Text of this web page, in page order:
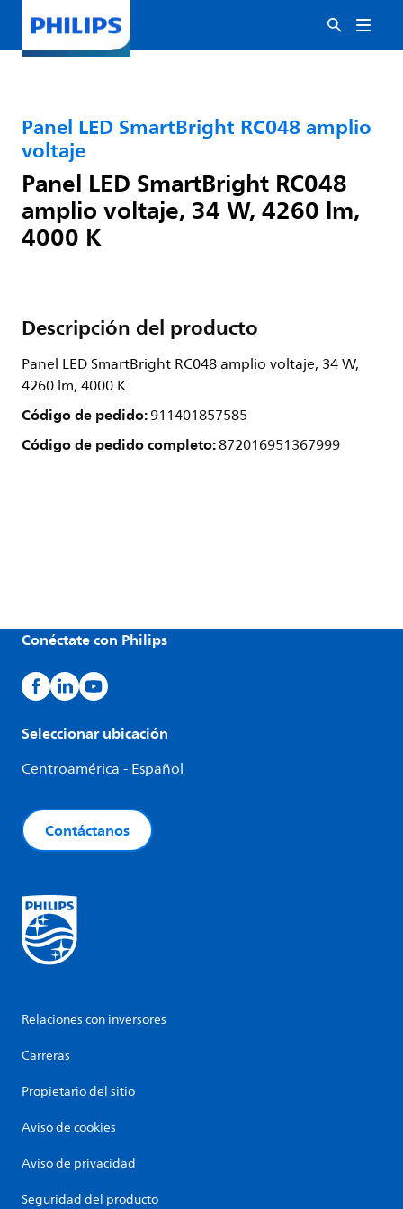
Panel LED SmartBright RC048 amplio
voltaje
Panel LED SmartBright RC048
amplio voltaje, 34 W, 4260 lm,
4000 K
Descripción del producto
Panel LED SmartBright RC048 amplio voltaje, 34 W,
4260 lm, 4000 K
Código de pedido:911401857585
Código de pedido completo:872016951367999
Conéctate con Philips
Seleccionar ubicación
Centroamérica - Español
Contáctanos
Relaciones con inversores
Carreras
Propietario del sitio
Aviso de cookies
Aviso de privacidad
Seguridad del producto